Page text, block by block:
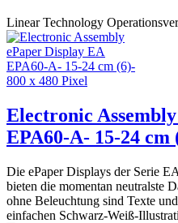
Linear Technology
Electronic
EPA60-A- 15-24 cm
Die ePaper Displays der Serie
bieten die momentan neutralste
ohne Beleuchtung sind Texte
einfachen Schwarz-Weiß-